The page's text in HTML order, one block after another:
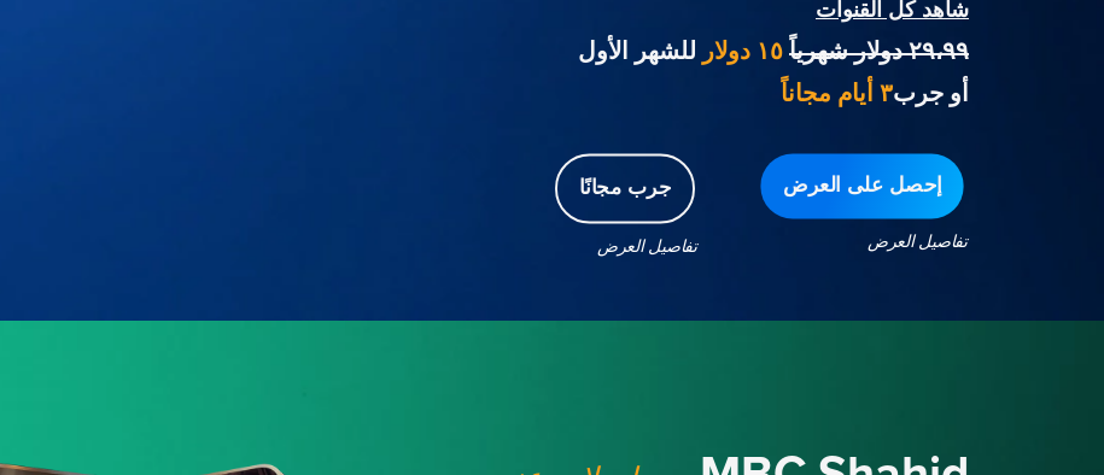
شاهد كل القنوات
٢٩،٩٩ دولار شهرياً
للشهر الأول
أو جرب٣ أيام مجاناً
جرب مجانًا
تفاصيل العرض
إحصل على العرض
تفاصيل العرض